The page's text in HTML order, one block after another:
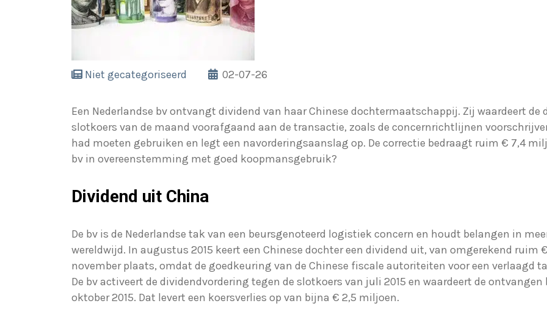
Niet gecategoriseerd 02-07-26
Een Nederlandse bv ontvangt dividend van haar Chinese dochtermaatschappij. Zij waardeert
slotkoers van de maand voorafgaand aan de transactie, zoals de concernrichtlijnen
had moeten gebruiken en legt een navorderingsaanslag op. De correctie bedraagt ruim € 7,4
bv in overeenstemming met goed koopmansgebruik?
Dividend uit China
De bv is de Nederlandse tak van een beursgenoteerd logistiek concern en houdt belangen in
wereldwijd. In augustus 2015 keert een Chinese dochter een dividend uit, van omgerekend
november plaats, omdat de goedkeuring van de Chinese fiscale autoriteiten voor een verlaagd
De bv activeert de dividendvordering tegen de slotkoers van juli 2015 en waardeert de
oktober 2015. Dat levert een koersverlies op van bijna € 2,5 miljoen.